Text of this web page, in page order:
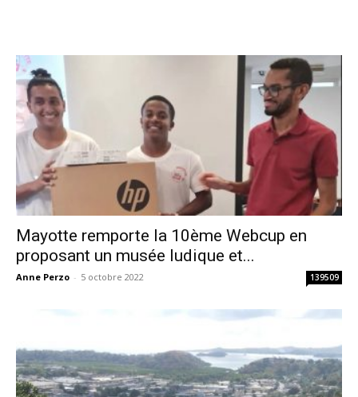
Mayotte remporte la 10ème Webcup en
proposant un musée ludique et...
Anne Perzo - 5 octobre 2022 139509